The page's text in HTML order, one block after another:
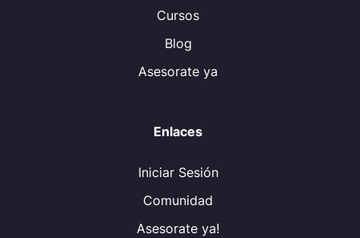
Cursos
Blog
Asesorate ya
Enlaces
Iniciar Sesión
Comunidad
Asesorate ya!